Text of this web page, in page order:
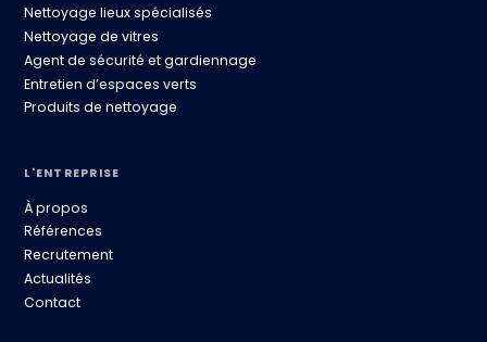
Nettoyage lieux spécialisés
Nettoyage de vitres
Agent de sécurité et gardiennage
Entretien d’espaces verts
Produits de nettoyage
L'ENTREPRISE
À propos
Références
Recrutement
Actualités
Contact